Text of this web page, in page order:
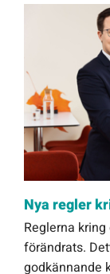
Nya regler
Reglerna
förändrats.
godkännande